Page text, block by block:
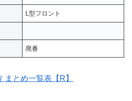
L型フロント
廃番
とめ一覧表【R】